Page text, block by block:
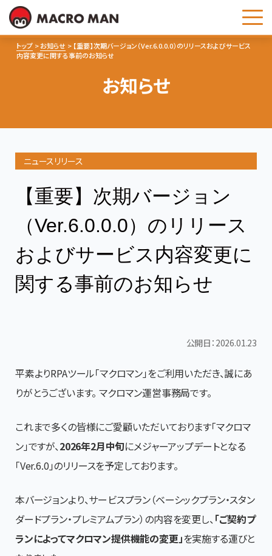
トップ お知らせ
【重要】次期バージョン（Ver.6.0.0.0）のリリースおよびサービス
内容変更に関する事前のお知らせ
お知らせ
ニュースリリース
【重要】次期バージョン
（Ver.6.0.0.0）のリリース
およびサービス内容変更に
関する事前のお知らせ
公開日：2026.01.23
平素よりRPAツール「マクロマン」をご利用いただき、誠にあ
りがとうございます。 マクロマン運営事務局です。
これまで多くの皆様にご愛顧いただいております「マクロマ
ン」ですが、2026年2月中旬にメジャーアップデートとなる
「Ver.6.0」のリリースを予定しております。
本バージョンより、サービスプラン（ベーシックプラン・スタン
ダードプラン・プレミアムプラン）の内容を変更し、「ご契約プ
ランによってマクロマン提供機能の変更」を実施する運びと